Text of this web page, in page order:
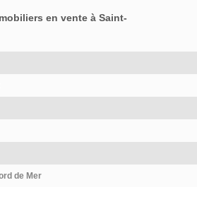
en vente à Saint-
de Mer